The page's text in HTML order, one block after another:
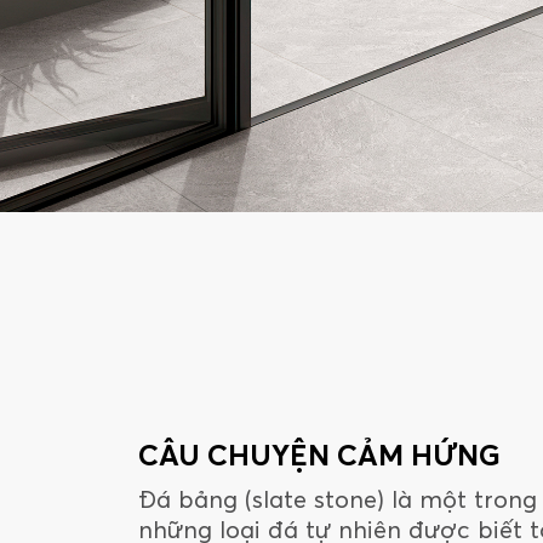
CÂU CHUYỆN CẢM HỨNG
Đá bảng (slate stone) là một trong
những loại đá tự nhiên được biết